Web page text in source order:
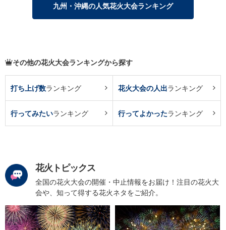
九州・沖縄の人気花火大会ランキング
その他の花火大会ランキングから探す
打ち上げ数ランキング 花火大会の人出ランキング
行ってみたいランキング 行ってよかったランキング
花火トピックス
全国の花火大会の開催・中止情報をお届け！注目の花火大
会や、知って得する花火ネタをご紹介。